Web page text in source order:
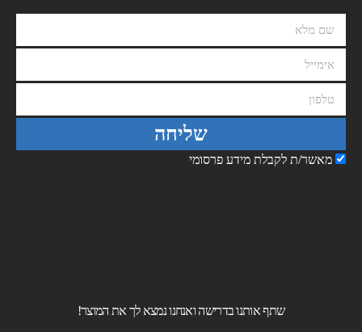
מאשר/ת לקבלת מידע פרסומי
שליחה
שתף אותנו בדרישה ואנחנו נמצא לך את המוצר!